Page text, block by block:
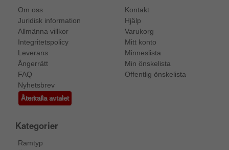
Om oss
Juridisk information
Allmänna villkor
Integritetspolicy
Leverans
Ångerrätt
FAQ
Nyhetsbrev
Återkalla avtalet
Kontakt
Hjälp
Varukorg
Mitt konto
Minneslista
Min önskelista
Offentlig önskelista
Kategorier
Ramtyp